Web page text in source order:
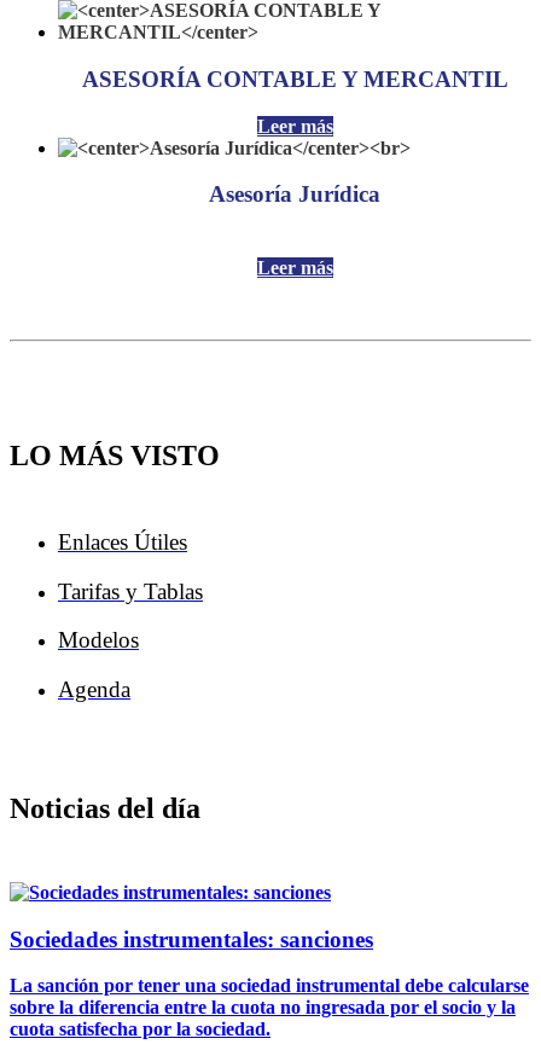
ASESORÍA CONTABLE Y MERCANTIL
Leer más
Asesoría Jurídica
Leer más
LO MÁS VISTO
Enlaces Útiles
Tarifas y Tablas
Modelos
Agenda
Noticias del día
Sociedades instrumentales: sanciones
La sanción por tener una sociedad instrumental debe calcularse
sobre la diferencia entre la cuota no ingresada por el socio y la
cuota satisfecha por la sociedad.